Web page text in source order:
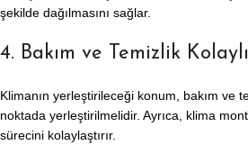
şekilde dağılmasını sağlar.
4. Bakım ve Temizlik
Klimanın yerleştirileceği konum, bakım ve
noktada yerleştirilmelidir. Ayrıca, klima
sürecini kolaylaştırır.